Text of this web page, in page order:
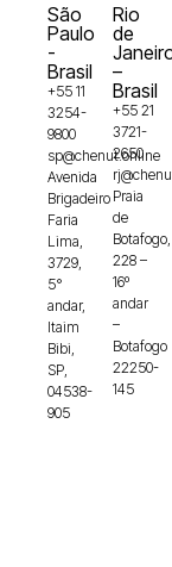
São
Paulo
-
Brasil
+55 11
3254-
9800
sp@chenut.online
Avenida
Brigadeiro
Faria
Lima,
3729,
5°
andar,
Itaim
Bibi,
SP,
04538-
905
Rio
de
–
Brasil
+55 21
3721-
2650
Praia
de
Botafogo,
228 –
16º
andar
–
Botafogo
22250-
145